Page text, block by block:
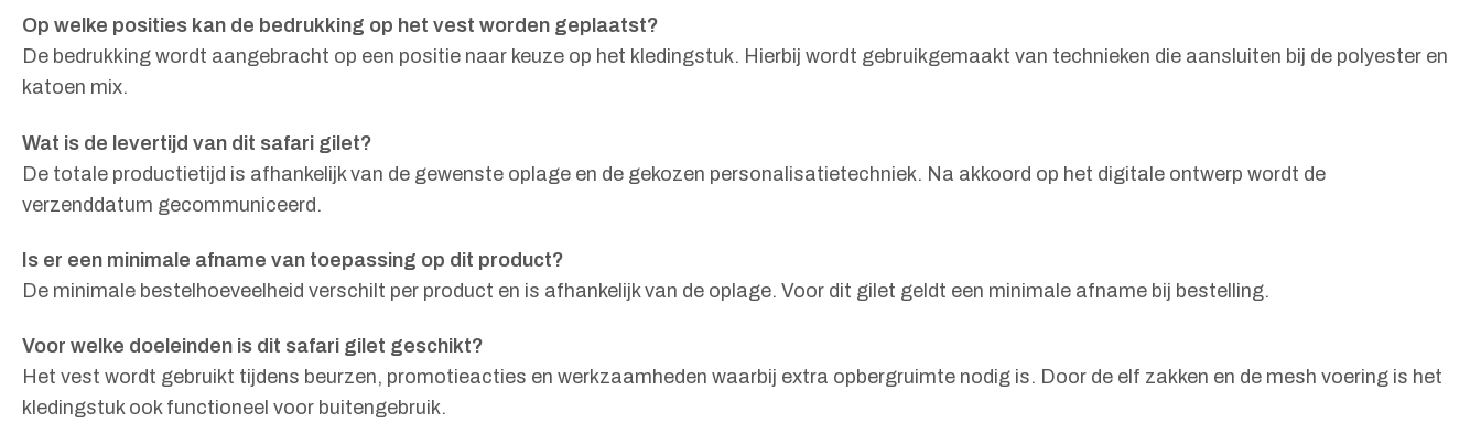
Op welke posities kan de bedrukking op het vest worden geplaatst?
De bedrukking wordt aangebracht op een positie naar keuze op het kledingstuk. Hierbij wordt gebruikgemaakt van technieken die aansluiten bij de polyester en
katoen mix.
Wat is de levertijd van dit safari gilet?
De totale productietijd is afhankelijk van de gewenste oplage en de gekozen personalisatietechniek. Na akkoord op het digitale ontwerp wordt de
verzenddatum gecommuniceerd.
Is er een minimale afname van toepassing op dit product?
De minimale bestelhoeveelheid verschilt per product en is afhankelijk van de oplage. Voor dit gilet geldt een minimale afname bij bestelling.
Voor welke doeleinden is dit safari gilet geschikt?
Het vest wordt gebruikt tijdens beurzen, promotieacties en werkzaamheden waarbij extra opbergruimte nodig is. Door de elf zakken en de mesh voering is het
kledingstuk ook functioneel voor buitengebruik.